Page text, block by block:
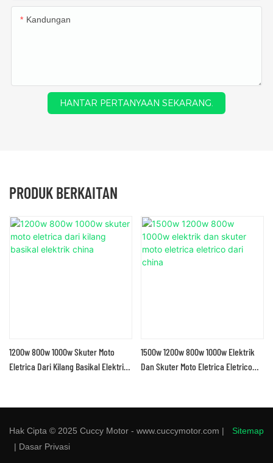
Kandungan
HANTAR PERTANYAAN SEKARANG.
PRODUK BERKAITAN
1200w 800w 1000w Skuter Moto
Eletrica Dari Kilang Basikal Elektrik
1500w 1200w 800w 1000w Elektrik
Dan Skuter Moto Eletrica Eletrico
Hak Cipta © 2025 Cuccy Motor - www.cuccymotor.com |
Sitemap
| Dasar Privasi